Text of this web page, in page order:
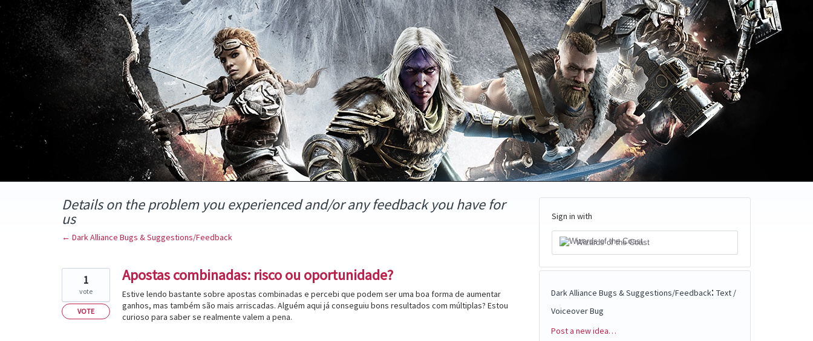
Skip
content
Details on the problem you experienced and/or any feedback you have for
us
← Dark Alliance Bugs & Suggestions/Feedback
Apostas combinadas: risco ou oportunidade?
Estive lendo bastante sobre apostas combinadas e percebi que podem ser uma boa forma de aumentar
ganhos, mas também são mais arriscadas. Alguém aqui já conseguiu bons resultados com múltiplas? Estou
curioso para saber se realmente valem a pena.
1
vote
VOTE
Sign in with
Wizards of the Coast
Dark Alliance Bugs & Suggestions/Feedback: Text /
Voiceover Bug
Categories
Post a new idea…